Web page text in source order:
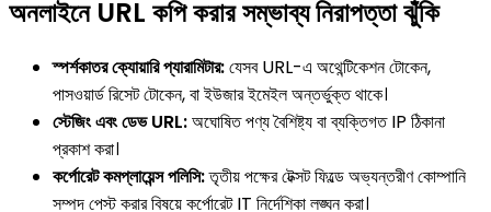
অনলাইনে URL কপি করার সম্ভাব্য নিরাপত্তা ঝুঁকি
স্পর্শকাতর ক্যোয়ারি প্যারামিটার:যেসব URL-এ অথেন্টিকেশন টোকেন,
পাসওয়ার্ড রিসেট টোকেন, বা ইউজার ইমেইল অন্তর্ভুক্ত থাকে।
স্টেজিং এবং ডেভ URL:অঘোষিত পণ্য বৈশিষ্ট্য বা ব্যক্তিগত IP ঠিকানা
প্রকাশ করা।
কর্পোরেট কমপ্লায়েন্স পলিসি:তৃতীয় পক্ষের টেক্সট ফিল্ডে অভ্যন্তরীণ কোম্পানি
সম্পদ পেস্ট করার বিষয়ে কর্পোরেট IT নির্দেশিকা লঙ্ঘন করা।